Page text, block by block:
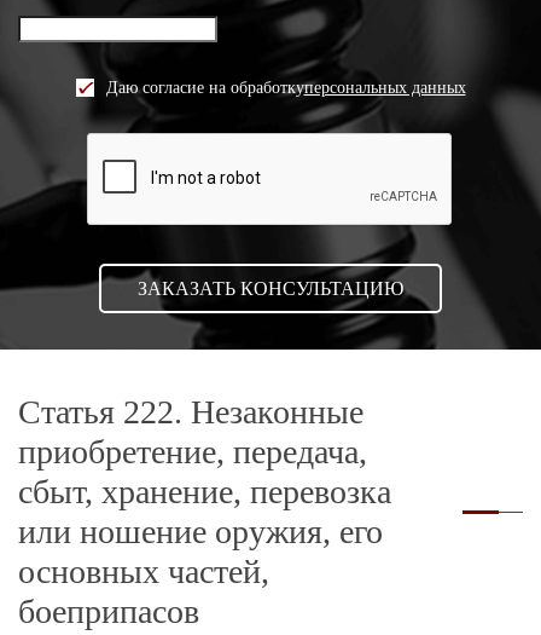
Даю согласие на обработкуперсональных данных
Статья 222. Незаконные
приобретение, передача,
сбыт, хранение, перевозка
или ношение оружия, его
основных частей,
боеприпасов